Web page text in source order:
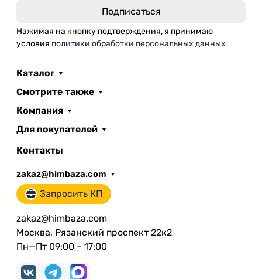
Нажимая на кнопку подтверждения, я принимаю
условия политики обработки персональных данных
Каталог
Смотрите также
Компания
Для покупателей
Контакты
zakaz@himbaza.com
Запросить КП
zakaz@himbaza.com
Москва, Рязанский проспект 22к2
Пн—Пт 09:00 – 17:00